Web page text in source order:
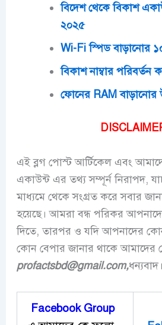
বিদেশ থেকে বিকাশ
২০২৫
Wi-Fi স্পিড বাড়ানোর
বিকাশ নাম্বার
ফোনের RAM বাড়ানোর
এই ব্লগ পোস্ট আর্টিকেল এবং
একাউন্ট এর তথ্য সম্পূর্ন নিরাপদ,
মাধ্যমে থেকে সংগ্রত করে সবার
হয়েছে। আমরা বন্ধ পরিকর
দিতে, তারপর ও যদি আপনাদের
কোন বেপার জানার থাকে
profactsbd@gmail.com,ধন্যবাদ।
Facebook Group